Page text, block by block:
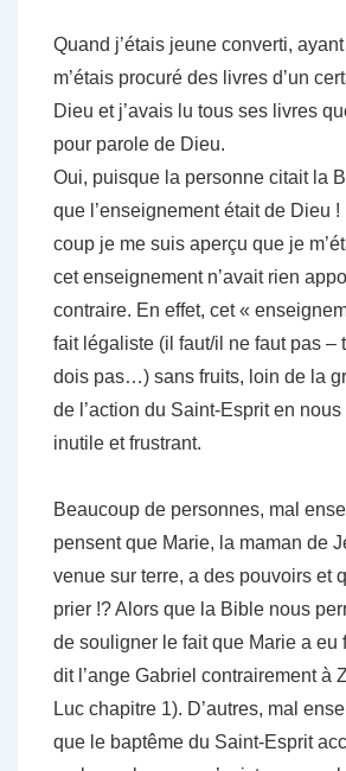
Quand j’étais jeune converti,
m’étais procuré des livres d’un
Dieu et j’avais lu tous ses livres
pour parole de Dieu.
Oui, puisque la personne citait la
que l’enseignement était de Dieu
coup je me suis aperçu que je
cet enseignement n’avait rien
contraire. En effet, cet «
fait légaliste (il faut/il ne faut pas –
dois pas…) sans fruits, loin de la
de l’action du Saint-Esprit en
inutile et frustrant.
Beaucoup de personnes, mal
pensent que Marie, la maman de
venue sur terre, a des pouvoirs et
prier !? Alors que la Bible nous
de souligner le fait que Marie a eu
dit l’ange Gabriel contrairement à
Luc chapitre 1). D’autres, mal
que le baptême du Saint-Esprit